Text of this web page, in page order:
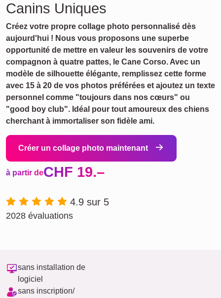
Canins Uniques
Créez votre propre collage photo personnalisé dès
aujourd'hui ! Nous vous proposons une superbe
opportunité de mettre en valeur les souvenirs de votre
compagnon à quatre pattes, le Cane Corso. Avec un
modèle de silhouette élégante, remplissez cette forme
avec 15 à 20 de vos photos préférées et ajoutez un texte
personnel comme "toujours dans nos cœurs" ou
"good boy club". Idéal pour tout amoureux des chiens
cherchant à immortaliser son fidèle ami.
Créer un collage photo maintenant
à partir deCHF 19.–
4.9 sur 5
2028 évaluations
sans installation de
logiciel
sans inscription/